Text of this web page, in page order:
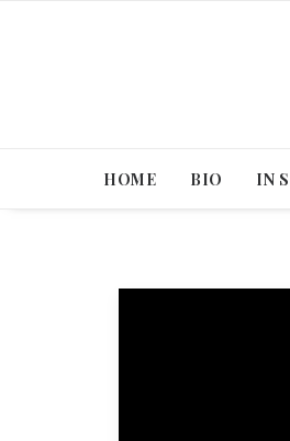
HOME BIO IN